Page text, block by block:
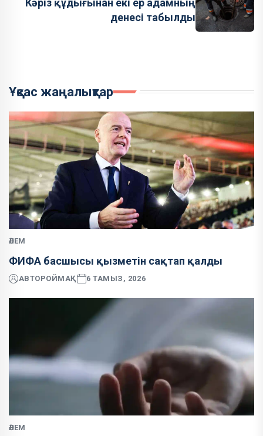
Кәріз құдығынан екі ер адамның
денесі табылды
Ұқсас жаңалықтар
ӘЛЕМ
ФИФА басшысы қызметін сақтап қалды
АВТОРОЙМАҚ 6 ТАМЫЗ, 2026
ӘЛЕМ